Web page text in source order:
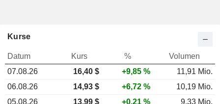
Kurse
Datum Kurs %
Volumen
07.08.26
16,40 $ +9,85 %
11,91 Mio.
06.08.26
14,93 $ +6,72 %
10,19 Mio.
05.08.26
13,99 $ +0,21 %
9,33 Mio.